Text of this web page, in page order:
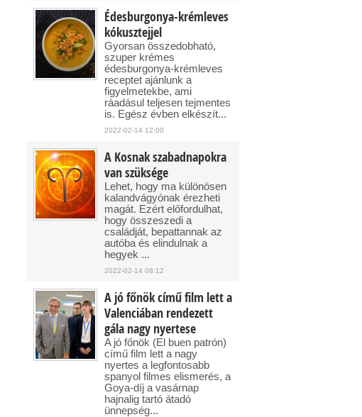
Édesburgonya-krémleves
kókusztejjel
Gyorsan összedobható,
szuper krémes
édesburgonya-krémleves
receptet ajánlunk a
figyelmetekbe, ami
ráadásul teljesen tejmentes
is. Egész évben elkészít...
2022-02-14 12:00
A Kosnak szabadnapokra
van szüksége
Lehet, hogy ma különösen
kalandvágyónak érezheti
magát. Ezért előfordulhat,
hogy összeszedi a
családját, bepattannak az
autóba és elindulnak a
hegyek ...
2022-02-14 08:12
A jó főnök című film lett a
Valenciában rendezett
gála nagy nyertese
A jó főnök (El buen patrón)
című film lett a nagy
nyertes a legfontosabb
spanyol filmes elismerés, a
Goya-díj a vasárnap
hajnalig tartó átadó
ünnepség...